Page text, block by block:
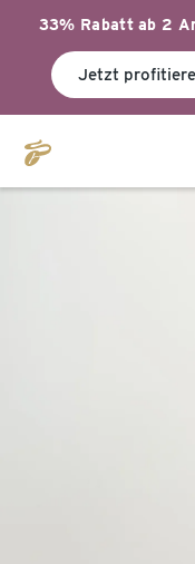
33% Rabatt ab 2
Jetzt